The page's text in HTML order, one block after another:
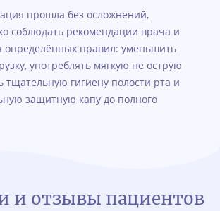
прошла без осложнений,
соблюдать рекомендации врача и
определённых правил: уменьшить
употреблять мягкую не острую
тщательную гигиену полости рта и
защитную капу до полного
и отзывы пациентов